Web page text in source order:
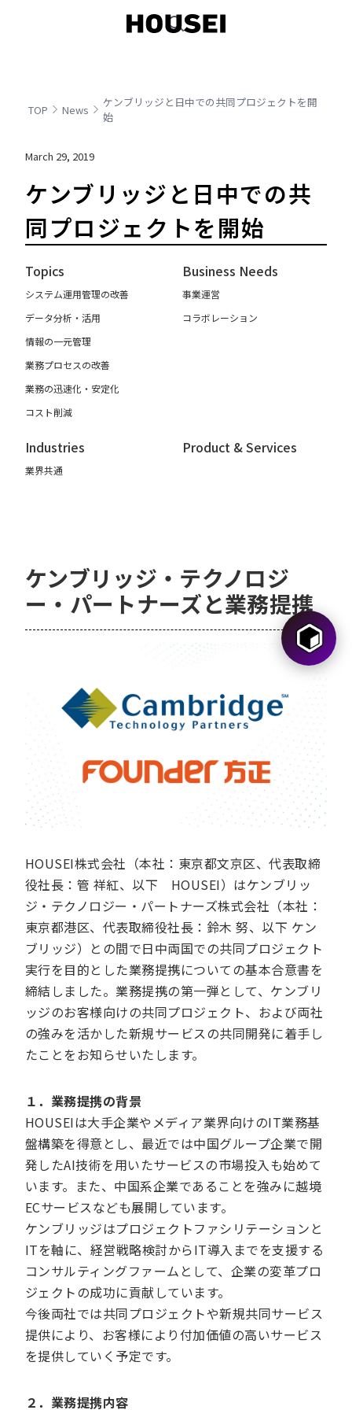
TOP News
ケンブリッジと日中での共同プロジェクトを開
始
March 29, 2019
ケンブリッジと日中での共
同プロジェクトを開始
Topics
システム運用管理の改善
データ分析・活用
情報の一元管理
業務プロセスの改善
業務の迅速化・安定化
コスト削減
Business Needs
事業運営
コラボレーション
Industries
業界共通
Product & Services
ケンブリッジ・テクノロジ
ー・パートナーズと業務提携
HOUSEI株式会社（本社：東京都文京区、代表取締
役社長：管 祥紅、以下 HOUSEI）はケンブリッ
ジ・テクノロジー・パートナーズ株式会社（本社：
東京都港区、代表取締役社長：鈴木 努、以下 ケン
ブリッジ）との間で日中両国での共同プロジェクト
実行を目的とした業務提携についての基本合意書を
締結しました。業務提携の第一弾として、ケンブリ
ッジのお客様向けの共同プロジェクト、および両社
の強みを活かした新規サービスの共同開発に着手し
たことをお知らせいたします。
１．業務提携の背景
HOUSEIは大手企業やメディア業界向けのIT業務基
盤構築を得意とし、最近では中国グループ企業で開
発したAI技術を用いたサービスの市場投入も始めて
います。また、中国系企業であることを強みに越境
ECサービスなども展開しています。
ケンブリッジはプロジェクトファシリテーションと
ITを軸に、経営戦略検討からIT導入までを支援する
コンサルティングファームとして、企業の変革プロ
ジェクトの成功に貢献しています。
今後両社では共同プロジェクトや新規共同サービス
提供により、お客様により付加価値の高いサービス
を提供していく予定です。
２．業務提携内容